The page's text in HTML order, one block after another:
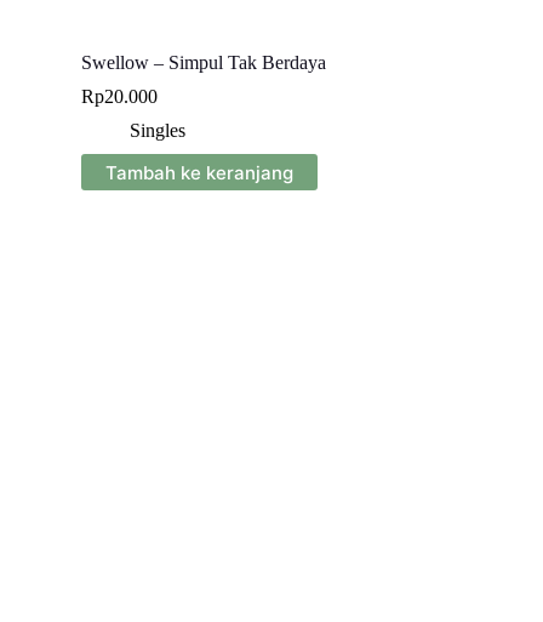
Swellow – Simpul Tak Berdaya
Rp20.000
Singles
Tambah ke keranjang